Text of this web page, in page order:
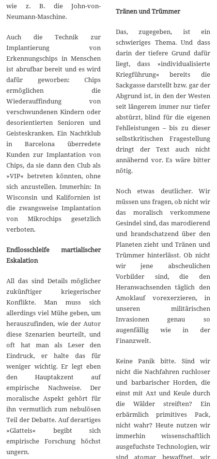
wie z. B. die John-von-
Neumann-Maschine.
Auch die Technik zur
Implantierung von
Erkennungschips in Menschen
ist abrufbar bereit und es wird
dafür geworben: Chips
ermöglichen die
Wiederauffindung von
verschwundenen Kindern oder
desorientierten Senioren und
Geisteskranken. Ein Nachtklub
in Barcelona überredete
Kunden zur Implantation von
Chips, da sie dann den Club als
»VIP« betreten könnten, ohne
sich anzustellen. Immerhin: In
Wisconsin und Kalifornien ist
die zwangsweise Implantation
von Mikrochips gesetzlich
verboten.
Endlosschleife martialischer
Eskalation
All das sind Details möglicher
zukünftiger kriegerischer
Konflikte. Man muss sich
allerdings viel Mühe geben, um
herauszufinden, wie der Autor
diese Szenarien beurteilt, und
oft hat man als Leser den
Eindruck, er halte das für
weniger wichtig. Er legt eben
den Hauptakzent auf
empirische Nachweise. Der
moralische Aspekt gehört für
ihn vermutlich zum nebulösen
Teil der Debatte. Auf derartiges
»Glatteis« begibt sich
empirische Forschung höchst
ungern.
Tränen und Trümmer
Das, zugegeben, ist ein
schwieriges Thema. Und dass
darin der tiefere Grund dafür
liegt, dass »individualisierte
Kriegführung« bereits die
Sackgasse darstellt bzw. gar der
Abgrund ist, in den der Westen
seit längerem immer nur tiefer
abstürzt, blind für die eigenen
Fehlleistungen – bis zu dieser
selbstkritischen Fragestellung
dringt der Text auch nicht
annähernd vor. Es wäre bitter
nötig.
Noch etwas deutlicher. Wir
müssen uns fragen, ob nicht wir
das moralisch verkommene
Gesindel sind, das marodierend
und brandschatzend über den
Planeten zieht und Tränen und
Trümmer hinterlässt. Ob nicht
wir jene abscheulichen
Vorbilder sind, die den
Heranwachsenden täglich den
Amoklauf vorexerzieren, in
unseren militärischen
Invasionen genau so
augenfällig wie in der
Finanzwelt.
Keine Panik bitte. Sind wir
nicht die Nachfahren ruchloser
und barbarischer Horden, die
einst mit Axt und Keule durch
die Wälder streiften? Ein
erbärmlich primitives Pack,
nicht wahr? Heute nutzen wir
immerhin wissenschaftlich
ausgefuchste Technologien, wir
sind atomar bewaffnet, wir